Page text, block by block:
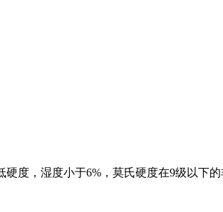
度，湿度小于6%，莫氏硬度在9级以下